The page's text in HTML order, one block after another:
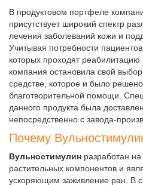
В продуктовом портфеле
присутствует широкий спектр
лечения заболеваний кожи и
Учитывая потребности
которых проходят
компания остановила свой
средстве, которое и было
благотворительной помощи.
данного продукта была
непосредственно с завода-
Почему
Вульностимулин разработан
растительных компонентов и
ускоряющим заживление ран. В